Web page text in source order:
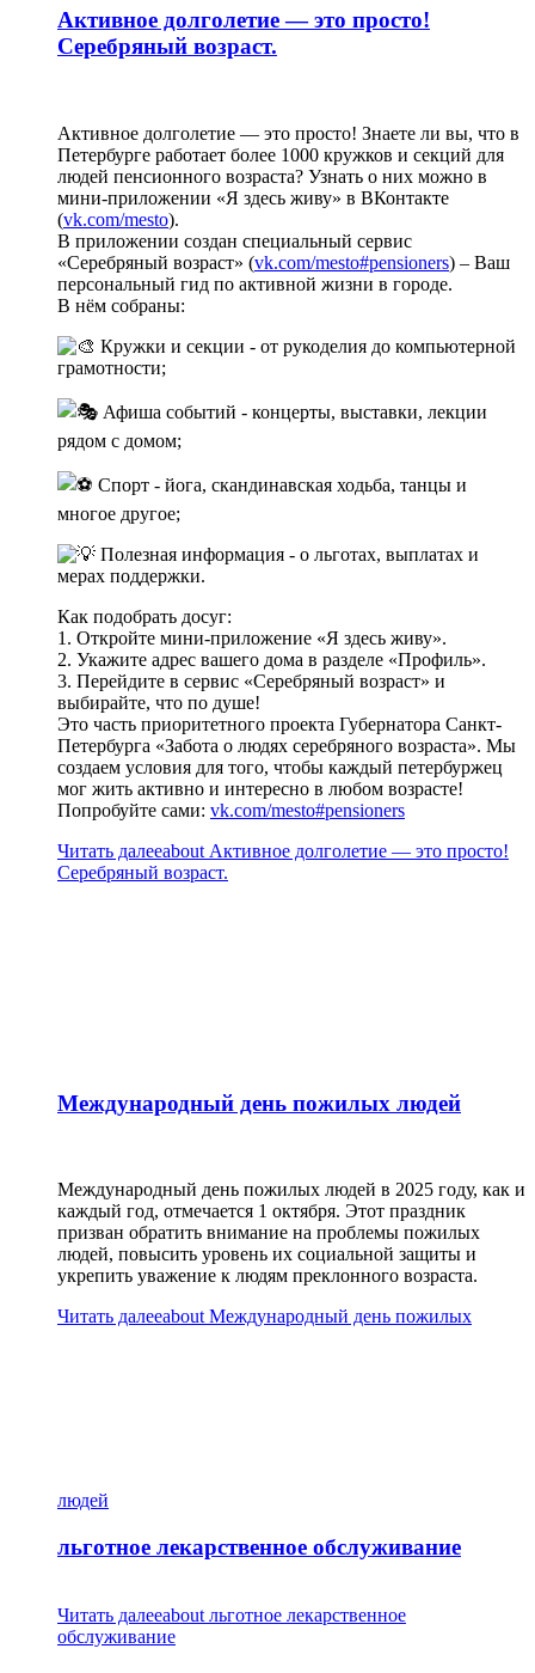
Активное долголетие — это просто!
Серебряный возраст.
Активное долголетие — это просто! Знаете ли вы, что в
Петербурге работает более 1000 кружков и секций для
людей пенсионного возраста? Узнать о них можно в
мини-приложении «Я здесь живу» в ВКонтакте
(vk.com/mesto).
В приложении создан специальный сервис
«Серебряный возраст» (vk.com/mesto#pensioners) – Ваш
персональный гид по активной жизни в городе.
В нём собраны:
Кружки и секции - от рукоделия до компьютерной
грамотности;
Афиша событий - концерты, выставки, лекции
рядом с домом;
️ Спорт - йога, скандинавская ходьба, танцы и
многое другое;
Полезная информация - о льготах, выплатах и
мерах поддержки.
Как подобрать досуг:
1. Откройте мини-приложение «Я здесь живу».
2. Укажите адрес вашего дома в разделе «Профиль».
3. Перейдите в сервис «Серебряный возраст» и
выбирайте, что по душе!
Это часть приоритетного проекта Губернатора Санкт-
Петербурга «Забота о людях серебряного возраста». Мы
создаем условия для того, чтобы каждый петербуржец
мог жить активно и интересно в любом возрасте!
Попробуйте сами: vk.com/mesto#pensioners
Читать далееabout Активное долголетие — это просто!
Серебряный возраст.
Международный день пожилых людей
Международный день пожилых людей в 2025 году, как и
каждый год, отмечается 1 октября. Этот праздник
призван обратить внимание на проблемы пожилых
людей, повысить уровень их социальной защиты и
укрепить уважение к людям преклонного возраста.
Читать далееabout Международный день пожилых
людей
льготное лекарственное обслуживание
Читать далееabout льготное лекарственное
обслуживание